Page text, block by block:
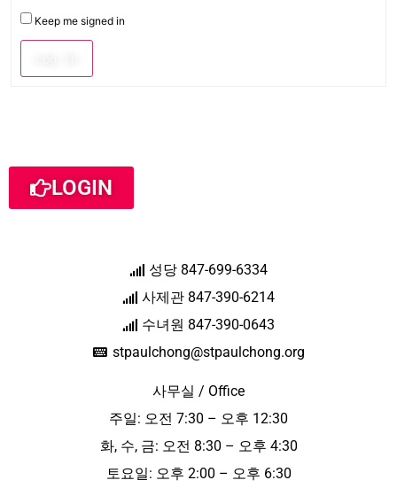
Keep me signed in
LOGIN
성당 847-699-6334
사제관 847-390-6214
수녀원 847-390-0643
stpaulchong@stpaulchong.org
사무실 / Office
주일: 오전 7:30 – 오후 12:30
화, 수, 금: 오전 8:30 – 오후 4:30
토요일: 오후 2:00 – 오후 6:30